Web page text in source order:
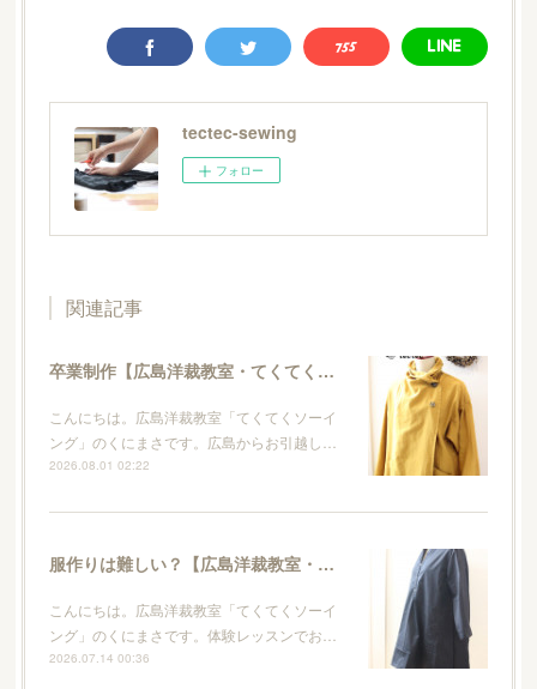
tectec-sewing
フォロー
関連記事
卒業制作【広島洋裁教室・てくてくソーイング】
こんにちは。広島洋裁教室「てくてくソーイ
ング」のくにまさです。広島からお引越し…
2026.08.01 02:22
服作りは難しい？【広島洋裁教室・てくてくソーイング】
こんにちは。広島洋裁教室「てくてくソーイ
ング」のくにまさです。体験レッスンでお…
2026.07.14 00:36